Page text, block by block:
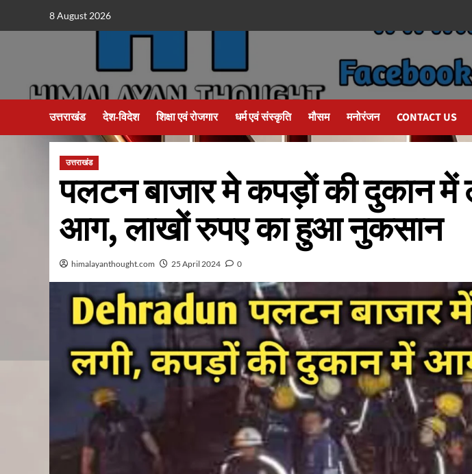
8 August 2026
उत्तराखंड देश-विदेश शिक्षा एवं रोजगार धर्म एवं संस्कृति मौसम मनोरंजन CONTACT US
उत्तराखंड
पलटन बाजार मे कपड़ों की दुकान में
आग, लाखों रुपए का हुआ नुकसान
himalayanthought.com 25 April 2024 0